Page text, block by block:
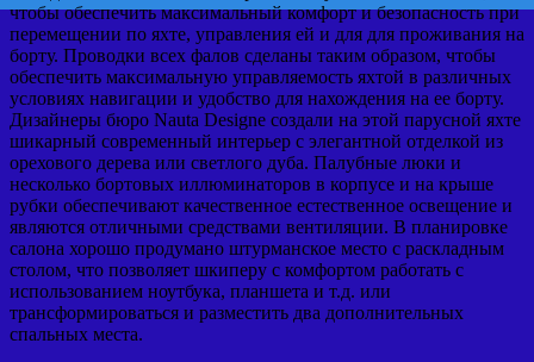
чтобы обеспечить максимальный комфорт и безопасность при
перемещении по яхте, управления ей и для для проживания на
борту. Проводки всех фалов сделаны таким образом, чтобы
обеспечить максимальную управляемость яхтой в различных
условиях навигации и удобство для нахождения на ее борту.
Дизайнеры бюро Nauta Designe создали на этой парусной яхте
шикарный современный интерьер с элегантной отделкой из
орехового дерева или светлого дуба. Палубные люки и
несколько бортовых иллюминаторов в корпусе и на крыше
рубки обеспечивают качественное естественное освещение и
являются отличными средствами вентиляции. В планировке
салона хорошо продумано штурманское место с раскладным
столом, что позволяет шкиперу с комфортом работать с
использованием ноутбука, планшета и т.д. или
трансформироваться и разместить два дополнительных
спальных места.